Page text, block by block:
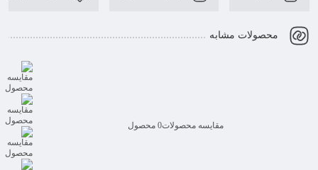
محصولات مشابه
مقایسه محصولات0 محصول